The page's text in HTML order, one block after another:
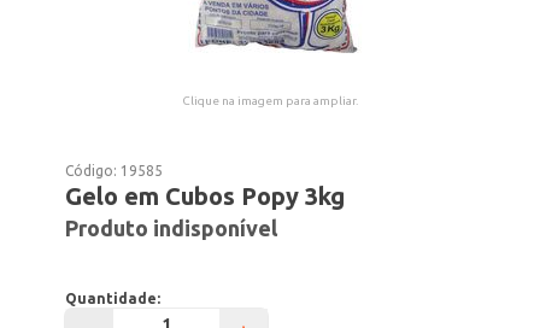
Clique na imagem para ampliar.
Código: 19585
Gelo em Cubos Popy 3kg
Produto indisponível
Quantidade: